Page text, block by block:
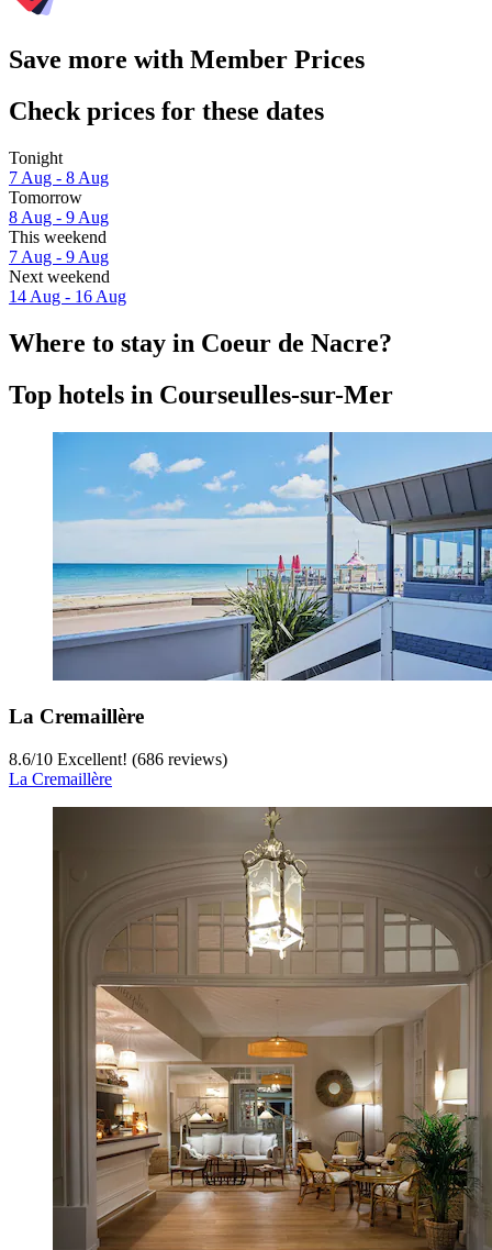
Save more with Member Prices
Check prices for these dates
Tonight
7 Aug - 8 Aug
Tomorrow
8 Aug - 9 Aug
This weekend
7 Aug - 9 Aug
Next weekend
14 Aug - 16 Aug
Where to stay in Coeur de Nacre?
Top hotels in Courseulles-sur-Mer
La Cremaillère
8.6/10 Excellent! (686 reviews)
La Cremaillère